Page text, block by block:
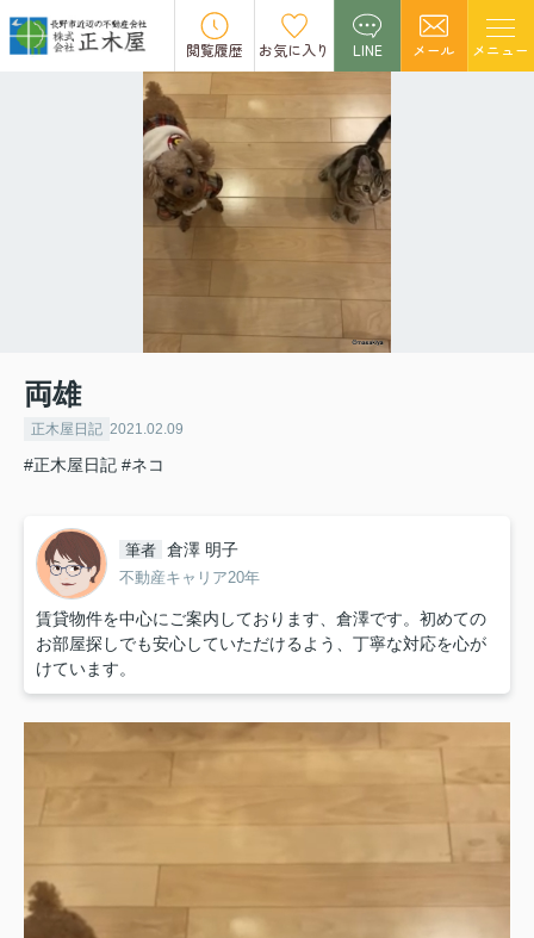
閲覧履歴 お気に入り LINE メール メニュー
両雄
正木屋日記 2021.02.09
#正木屋日記 #ネコ
筆者 倉澤 明子
不動産キャリア20年
賃貸物件を中心にご案内しております、倉澤です。初めての
お部屋探しでも安心していただけるよう、丁寧な対応を心が
けています。